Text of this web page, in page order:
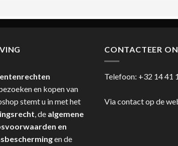
en kopen van
stemt u in met het
, de algemene
en
en de
CONTACTEER
Telefoon: +32 14 41
Via contact op de